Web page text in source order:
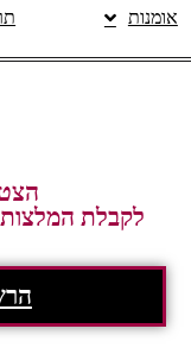
אומנות
לקבלת המלצות